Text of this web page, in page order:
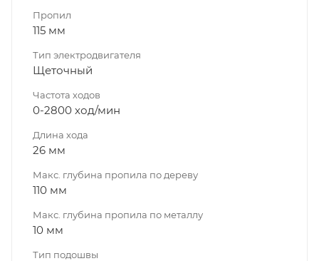
Пропил
115 мм
Тип электродвигателя
Щеточный
Частота ходов
0-2800 ход/мин
Длина хода
26 мм
Макс. глубина пропила по дереву
110 мм
Макс. глубина пропила по металлу
10 мм
Тип подошвы